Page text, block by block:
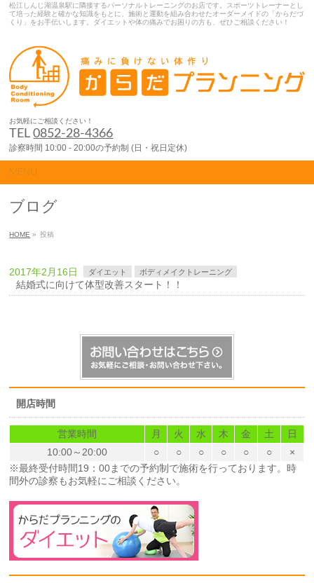
松江しんじ湖温泉駅に隣接するパーソナルトレーニングのお店です。スポーツトレーナーとし
て培った経験と確かな知識をもとに、施術と運動を組み合わせたオーダーメイドの「からだづ
くり」をお手伝いします。ダイエットや体の痛みでお困りの方も、ぜひご相談ください！
お気軽にご相談ください！
TEL0852-28-4366
診察時間 10:00 - 20:00の予約制 (日・祝日定休)
MENU
ブログ
HOME » 投稿
2017年2月16日 ダイエット ボディメイクトレーニング
結婚式に向けて体型改善スタート！！
開店時間
営業時間 月 火 水 木 金 土
日
10:00～20:00
○ ○ ○ ○ ○ ○
×
※最終受付時間19：00までの予約制で施術を行っております。時
間外の診察もお気軽にご相談ください。